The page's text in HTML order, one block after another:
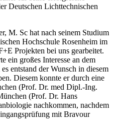
Deutschen Lichttechnischen
M. Sc hat nach seinem Studium
Hochschule Rosenheim im
Projekten bei uns gearbeitet.
ein großes Interesse an dem
entstand der Wunsch in diesem
Diesem konnte er durch eine
(Prof. Dr. med Dipl.-Ing.
(Prof. Dr. Hans
nachkommen, nachdem
mit Bravour